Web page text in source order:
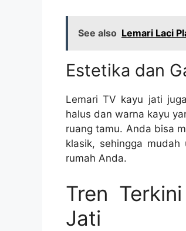
See also Lemari Laci
Estetika dan
Lemari TV kayu jati
halus dan warna kayu
ruang tamu. Anda bisa
klasik, sehingga
rumah Anda.
Tren
Jati